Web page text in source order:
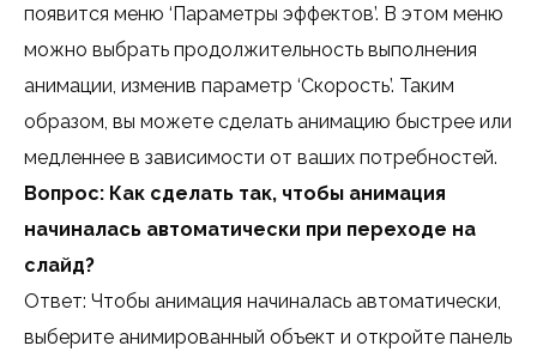
появится меню ‘Параметры эффектов’. В этом меню
можно выбрать продолжительность выполнения
анимации, изменив параметр ‘Скорость’. Таким
образом, вы можете сделать анимацию быстрее или
медленнее в зависимости от ваших потребностей.
Вопрос: Как сделать так, чтобы анимация
начиналась автоматически при переходе на
слайд?
Ответ: Чтобы анимация начиналась автоматически,
выберите анимированный объект и откройте панель